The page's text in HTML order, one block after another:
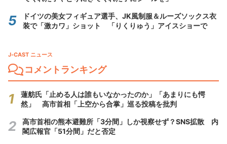
ドイツの美女フィギュア選手、JK風制服＆ルーズソックス衣
装で「激カワ」ショット 「りくりゅう」アイスショーで
J-CAST ニュース
コメントランキング
蓮舫氏「止める人は誰もいなかったのか」「あまりにも愕
然」 高市首相「上空から合掌」巡る投稿を批判
高市首相の熊本避難所「3分間」しか視察せず？SNS拡散 内
閣広報官「51分間」だと否定